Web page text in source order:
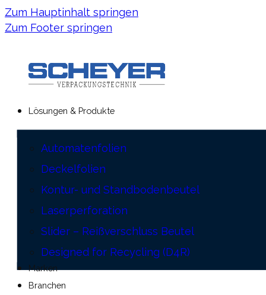
Zum Hauptinhalt springen
Zum Footer springen
Lösungen & Produkte
Automatenfolien
Deckelfolien
Kontur- und Standbodenbeutel
Laserperforation
Slider – Reißverschluss Beutel
Designed for Recycling (D4R)
Marken
Branchen